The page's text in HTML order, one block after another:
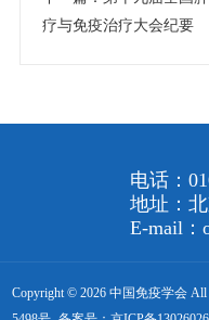
疗与免疫治疗大会纪要
电话：
地址：
E-mail：
Copyright © 2026 中国免疫学会